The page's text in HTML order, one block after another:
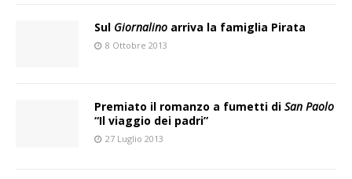
Sul Giornalino arriva la famiglia Pirata
8 Ottobre 2013
Premiato il romanzo a fumetti di San Paolo
“Il viaggio dei padri”
27 Luglio 2013